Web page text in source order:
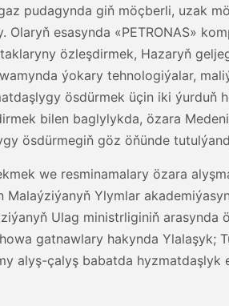
pudagynda giň möçberli, uzak
esasynda «PETRONAS»
özleşdirmek, Hazaryň
ýokary tehnologiýalar,
ösdürmek üçin iki ýurduň
bilen baglylykda, özara
ösdürmegiň göz öňünde
we resminamalary özara
Ylymlar
Ulag ministrliginiň arasynda
gatnawlary hakynda Ylalaşyk;
alyş-çalyş babatda hyzmatdaşlyk